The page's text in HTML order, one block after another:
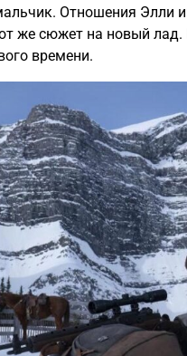
Отношения Элли
же сюжет на новый
времени.